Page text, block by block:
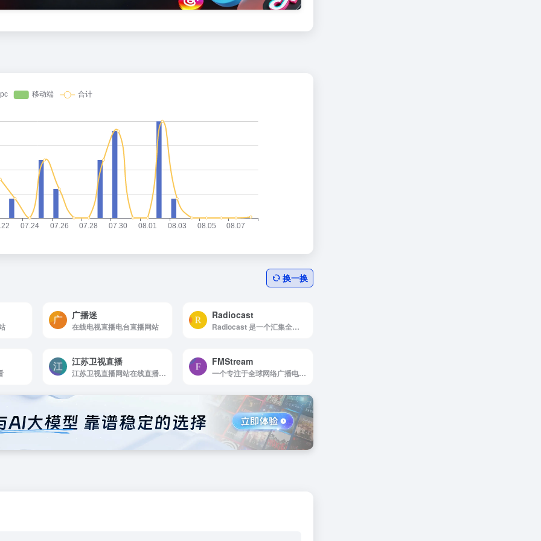
换一换
广播迷
在线电视直播电台直播网站
Radiocast
Radiocast 是一个汇集全球广播电台的在线平台，为广播爱好者提供了一个探索世界各地声音的独特方式，用户可以轻松发现和收听来自全球超过8000个广播电台的节目内容。
江苏卫视直播
江苏卫视直播网站在线直播观看高清
FMStream
一个专注于全球网络广播电台流媒体聚合的在线目录平台，致力于为听众提供便捷、多样、高质量的广播收听体验。